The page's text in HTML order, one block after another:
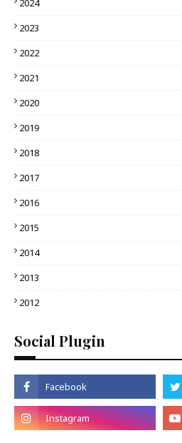
2024
2023
2022
2021
2020
2019
2018
2017
2016
2015
2014
2013
2012
Social Plugin